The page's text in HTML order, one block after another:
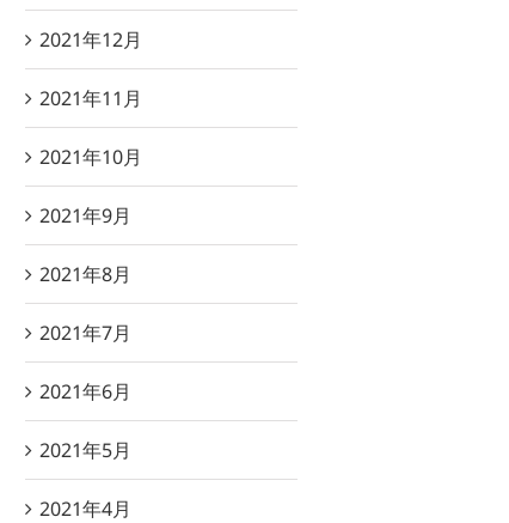
2021年12月
2021年11月
2021年10月
2021年9月
2021年8月
2021年7月
2021年6月
2021年5月
2021年4月